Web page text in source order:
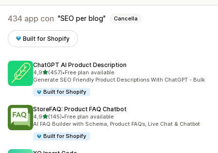
434 app con SEO per blog Cancella
Built for Shopify
ChatGPT AI Product Description
4,9stelle su 5
(457)
457 recensioni totali
•Free plan available
Generate SEO Friendly Product Descriptions With ChatGPT - Bulk
Built for Shopify
StoreFAQ: Product FAQ Chatbot
4,9stelle su 5
(145)
145 recensioni totali
•Free plan available
AI FAQ Builder with Schema, Product FAQs, Live Chat & Chatbot
Built for Shopify